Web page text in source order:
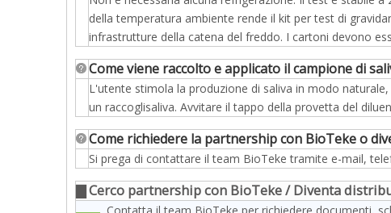
della temperatura ambiente rende il kit per test di
infrastrutture della catena del freddo. I cartoni devono
Come viene raccolto e applicato il campione di
L'utente stimola la produzione di saliva in modo
un raccoglisaliva. Avvitare il tappo della provetta del
Come richiedere la partnership con BioTeke o
Si prega di contattare il team BioTeke tramite e-mail,
▇ Cerco partnership con BioTeke / Diventa